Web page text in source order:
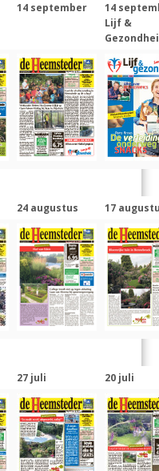
14 september
14
Lijf &
24 augustus 17
27 juli 20 juli